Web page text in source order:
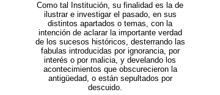
Como tal Institución, su finalidad es la de
ilustrar e investigar el pasado, en sus
distintos apartados o temas, con la
intención de aclarar la importante verdad
de los sucesos históricos, desterrando las
fabulas introducidas por ignorancia, por
interés o por malicia, y develando los
acontecimientos que obscurecieron la
antigüedad, o están sepultados por
descuido.